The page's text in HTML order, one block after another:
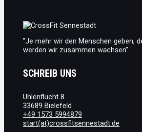
WHOOP
BAND
TRAGEN
"Je mehr wir den Menschen geben,
werden wir zusammen wachsen"
SCHREIB UNS
Uhlenflucht 8
33689 Bielefeld
+49 1573 5994879
start(at)crossfitsennestadt.de